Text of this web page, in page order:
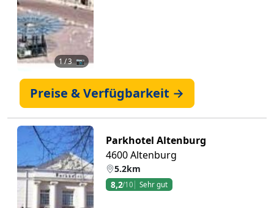
1/ 3 📷
Preise & Verfügbarkeit →
Parkhotel Altenburg
4600 Altenburg
5.2km
8,2/10 Sehr gut